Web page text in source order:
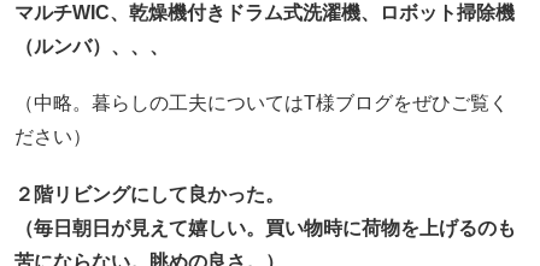
マルチWIC、乾燥機付きドラム式洗濯機、ロボット掃除機
（ルンバ）、、、
（中略。暮らしの工夫についてはT様ブログをぜひご覧く
ださい）
２階リビングにして良かった。
（毎日朝日が見えて嬉しい。買い物時に荷物を上げるのも
苦にならない。眺めの良さ。）